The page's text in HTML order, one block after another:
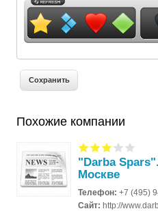
Похожие компании
"Darba
Москве
Телефон:+7 (495)
Сайт:http://